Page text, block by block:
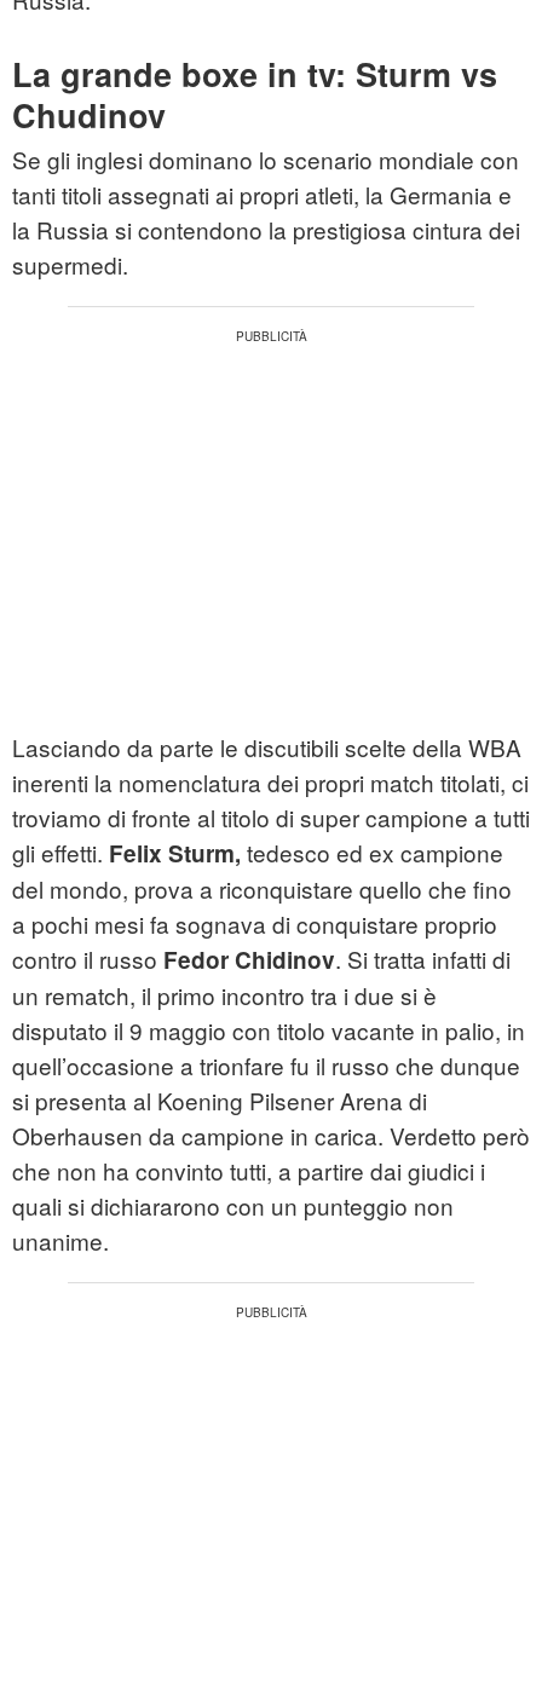
La grande boxe in tv: Sturm vs
Chudinov
Se gli inglesi dominano lo scenario mondiale con
tanti titoli assegnati ai propri atleti, la Germania e
la Russia si contendono la prestigiosa cintura dei
supermedi.
Lasciando da parte le discutibili scelte della WBA
inerenti la nomenclatura dei propri match titolati, ci
troviamo di fronte al titolo di super campione a tutti
gli effetti. Felix Sturm, tedesco ed ex campione
del mondo, prova a riconquistare quello che fino
a pochi mesi fa sognava di conquistare proprio
contro il russo Fedor Chidinov. Si tratta infatti di
un rematch, il primo incontro tra i due si è
disputato il 9 maggio con titolo vacante in palio, in
quell’occasione a trionfare fu il russo che dunque
si presenta al Koening Pilsener Arena di
Oberhausen da campione in carica. Verdetto però
che non ha convinto tutti, a partire dai giudici i
quali si dichiararono con un punteggio non
unanime.